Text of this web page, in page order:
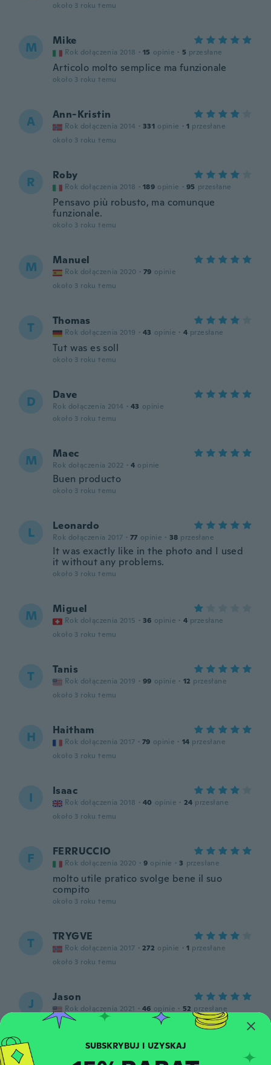
około 3 roku temu
M Mike
Rok dołączenia 2018 · 15 opinie · 5 przesłane
Articolo molto semplice ma funzionale
około 3 roku temu
A Ann-Kristin
Rok dołączenia 2014 · 331 opinie · 1 przesłane
około 3 roku temu
R Roby
Rok dołączenia 2018 · 189 opinie · 95 przesłane
Pensavo più robusto, ma comunque
funzionale.
około 3 roku temu
M Manuel
Rok dołączenia 2020 · 79 opinie
około 3 roku temu
T Thomas
Rok dołączenia 2019 · 43 opinie · 4 przesłane
Tut was es soll
około 3 roku temu
D Dave
Rok dołączenia 2014 · 43 opinie
około 3 roku temu
M Maec
Rok dołączenia 2022 · 4 opinie
Buen producto
około 3 roku temu
L Leonardo
Rok dołączenia 2017 · 77 opinie · 38 przesłane
It was exactly like in the photo and I used
it without any problems.
około 3 roku temu
M Miguel
Rok dołączenia 2015 · 36 opinie · 4 przesłane
około 3 roku temu
T Tanis
Rok dołączenia 2019 · 99 opinie · 12 przesłane
około 3 roku temu
H Haitham
Rok dołączenia 2017 · 79 opinie · 14 przesłane
około 3 roku temu
I Isaac
Rok dołączenia 2018 · 40 opinie · 24 przesłane
około 3 roku temu
F FERRUCCIO
Rok dołączenia 2020 · 9 opinie · 3 przesłane
molto utile pratico svolge bene il suo
compito
około 3 roku temu
T TRYGVE
Rok dołączenia 2017 · 272 opinie · 1 przesłane
około 3 roku temu
J Jason
Rok dołączenia 2021 · 46 opinie · 52 przesłane
Works okay for watch backs.